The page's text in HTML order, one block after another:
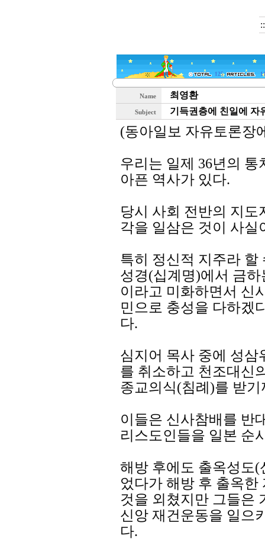
125
Name 최영환
Subject 기득권층에 친일에 자
(동아일보 자유토론장
우리는 일제 36년의
아픈 역사가 있다.
당시 사회 전반의 지
각을 일삼은 것이 사실
특히 정신적 지주라 할
성경(십계명)에서 금
이라고 미화하면서 신
민으로 충성을 다하겠
다.
심지어 목사 중에 성삼
를 취소하고 천조대신
종교의식(침례)를 받
이들은 신사참배를 반
리스도인들을 일본 순
해방 후에도 출옥성도
었다가 해방 후 출옥
것을 외쳤지만 그들은
신앙 재건운동을 일으
다.